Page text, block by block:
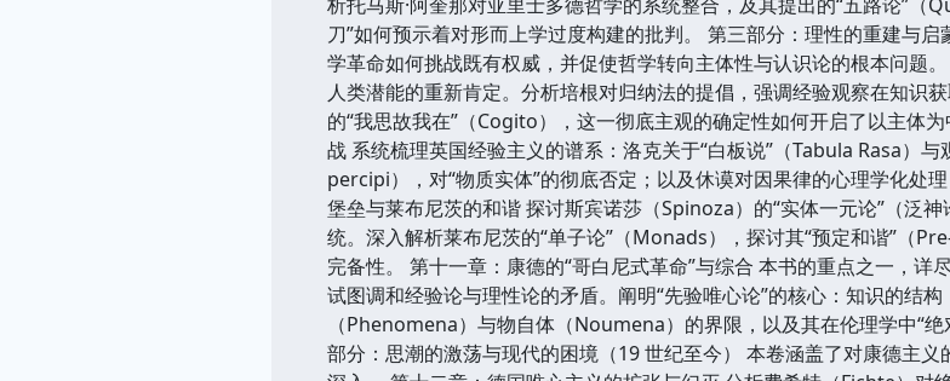
刀”如何预示着对形而上学过度构建的批判。 第三部分：理性的重建与
学革命如何挑战既有权威，并促使哲学转向主体性与认识论的根本问题
人类潜能的重新肯定。分析培根对归纳法的提倡，强调经验观察在知识
的“我思故我在”（Cogito），这一彻底主观的确定性如何开启了以主体
战 系统梳理英国经验主义的谱系：洛克关于“白板说”（Tabula Rasa）
percipi），对“物质实体”的彻底否定；以及休谟对因果律的心理学化处
堡垒与莱布尼茨的和谐 探讨斯宾诺莎（Spinoza）的“实体一元论”（泛
统。深入解析莱布尼茨的“单子论”（Monads），探讨其“预定和谐”（
完备性。 第十一章：康德的“哥白尼式革命”与综合 本书的重点之一，
试图调和经验论与理性论的矛盾。阐明“先验唯心论”的核心：知识的结
（Phenomena）与物自体（Noumena）的界限，以及其在伦理学中“
部分：思潮的激荡与现代的困境（19 世纪至今） 本卷涵盖了对康德主